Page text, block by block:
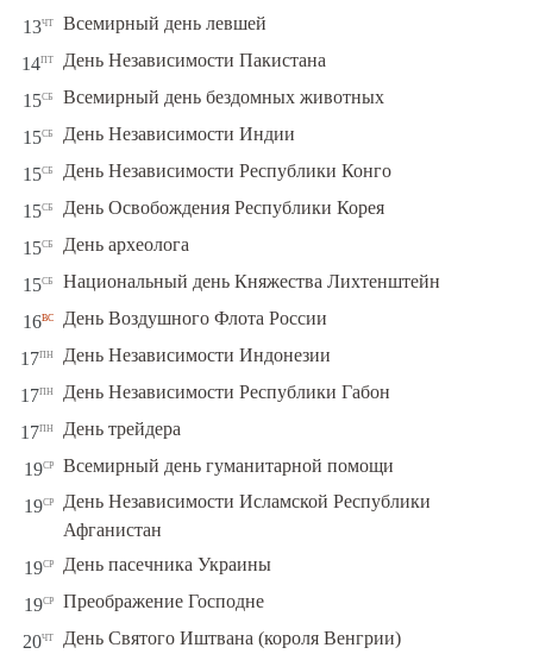
13чт Всемирный день левшей
14пт День Независимости Пакистана
15сб Всемирный день бездомных животных
15сб День Независимости Индии
15сб День Независимости Республики Конго
15сб День Освобождения Республики Корея
15сб День археолога
15сб Национальный день Княжества Лихтенштейн
16вс День Воздушного Флота России
17пн День Независимости Индонезии
17пн День Независимости Республики Габон
17пн День трейдера
19ср Всемирный день гуманитарной помощи
19ср
День Независимости Исламской Республики
Афганистан
19ср День пасечника Украины
19ср Преображение Господне
20чт
День Святого Иштвана (короля Венгрии)